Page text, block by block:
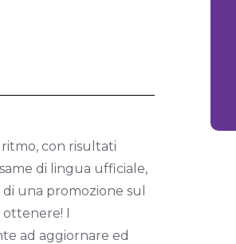
ritmo, con risultati
di lingua ufficiale,
una promozione sul
ottenere! I
ad aggiornare ed